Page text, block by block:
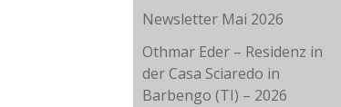
Newsletter Mai 2026
Othmar Eder – Residenz in
der Casa Sciaredo in
Barbengo (TI) – 2026